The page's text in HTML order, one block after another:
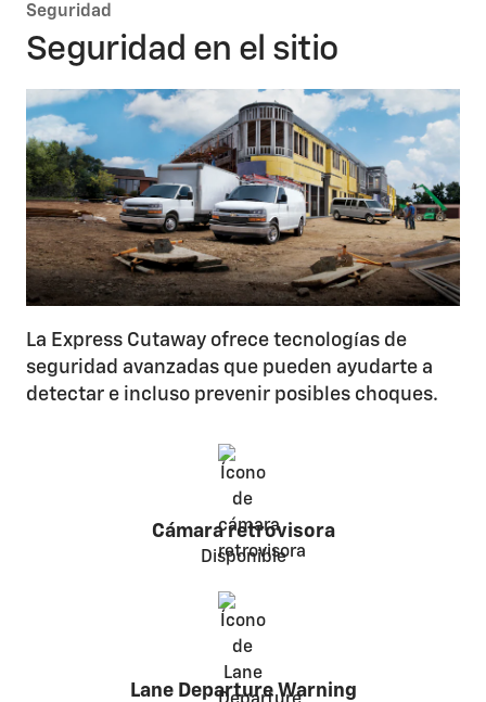
Seguridad
Seguridad en el sitio
La Express Cutaway ofrece tecnologías de
seguridad avanzadas que pueden ayudarte a
detectar e incluso prevenir posibles choques.
Cámara retrovisora
Disponible
Lane Departure Warning